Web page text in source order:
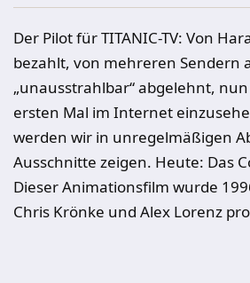
Der Pilot für TITANIC-TV: Von
bezahlt, von mehreren Sendern
„unausstrahlbar“ abgelehnt,
ersten Mal im Internet
werden wir in unregelmäßigen
Ausschnitte zeigen. Heute: Das
Dieser Animationsfilm wurde
Chris Krönke und Alex Lorenz